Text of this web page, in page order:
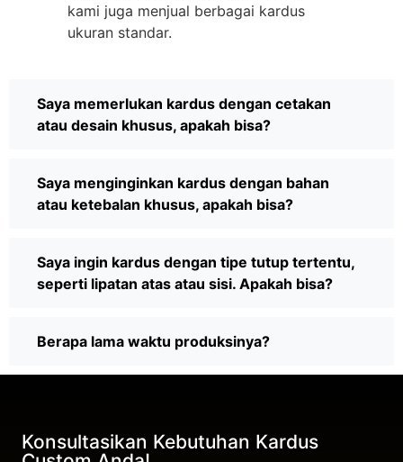
kami juga menjual berbagai kardus
ukuran standar.
Saya memerlukan kardus dengan cetakan
atau desain khusus, apakah bisa?
Saya menginginkan kardus dengan bahan
atau ketebalan khusus, apakah bisa?
Saya ingin kardus dengan tipe tutup tertentu,
seperti lipatan atas atau sisi. Apakah bisa?
Berapa lama waktu produksinya?
Konsultasikan Kebutuhan Kardus